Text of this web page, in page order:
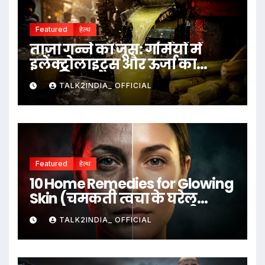
Featured हेल्थ
ताज़ा गन्ने का जूस: गर्मियों में
इलेक्ट्रोलाइट्स और ऊर्जा का
प्राकृतिक स्रोत
TALK2INDIA_ OFFICIAL
Featured हेल्थ
10 Home Remedies for Glowing
Skin (चमकती त्वचा के घरेलू
उपाय)TALK2INDIA_ OFFICIAL